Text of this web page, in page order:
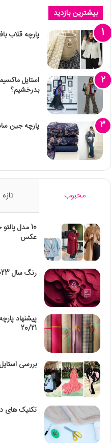
بیشترین بازدید
پارچه قلاب
استایل
بدرخشیم؟
پارچه جین
محبوب
عکس
رنگ سال 2023 چیست؟
پیشنهاد
20/21
بررسی استایل
تکنیک‌ های